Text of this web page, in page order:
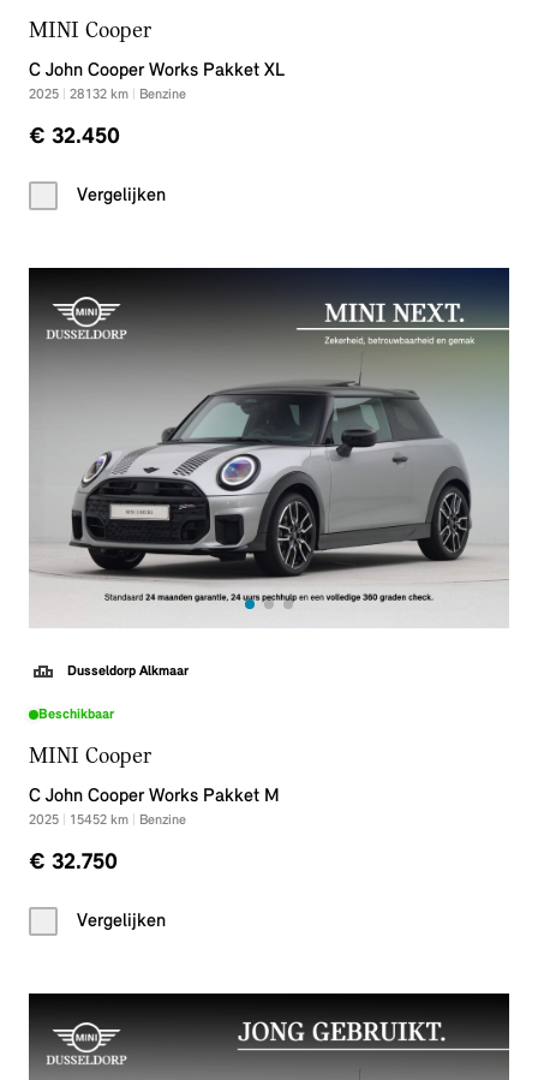
MINI Cooper
C John Cooper Works Pakket XL
2025 28132 km Benzine
€ 32.450
Vergelijken
Dusseldorp Alkmaar
Beschikbaar
MINI Cooper
C John Cooper Works Pakket M
2025 15452 km Benzine
€ 32.750
Vergelijken